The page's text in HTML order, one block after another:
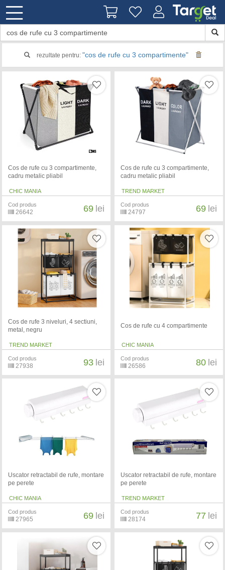
rezultate pentru: "cos de rufe cu 3 compartimente"
Cos de rufe cu 3 compartimente,
cadru metalic pliabil
CHIC MANIA
Cod produs
26642 69 lei
Cos de rufe cu 3 compartimente,
cadru metalic pliabil
TREND MARKET
Cod produs
24797 69 lei
Cos de rufe 3 niveluri, 4 sectiuni,
metal, negru
TREND MARKET
Cod produs
27938 93 lei
Cos de rufe cu 4 compartimente
CHIC MANIA
Cod produs
26586 80 lei
Uscator retractabil de rufe, montare
pe perete
CHIC MANIA
Cod produs
27965 69 lei
Uscator retractabil de rufe, montare
pe perete
TREND MARKET
Cod produs
28174 77 lei